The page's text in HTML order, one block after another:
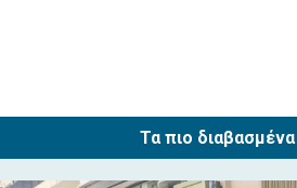
Τα πιο διαβασμένα